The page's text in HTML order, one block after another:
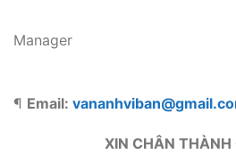
¶
¶ Email:
XIN CHÂN THÀNH